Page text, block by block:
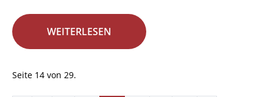
WEITERLESEN
Seite 14 von 29.